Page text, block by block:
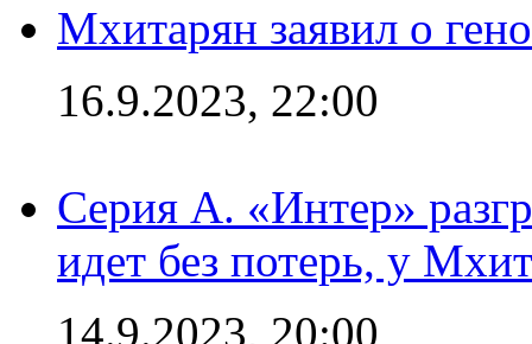
Мхитарян заявил о
16.9.2023, 22:00
Серия А. «Интер»
идет без потерь, у
14.9.2023, 20:00